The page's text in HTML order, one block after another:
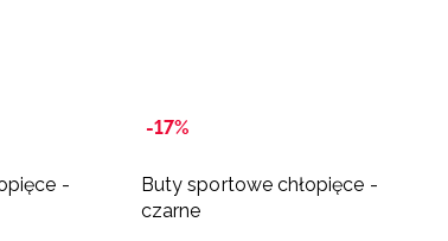
-
-17%
Buty sportowe chłopięce -
czarne